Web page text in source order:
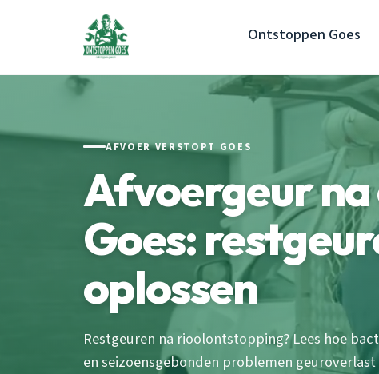
Ontstoppen Goes
AFVOER VERSTOPT GOES
Afvoergeur
Goes:
oplossen
Restgeuren na rioolontstopping? Lees hoe
en seizoensgebonden problemen